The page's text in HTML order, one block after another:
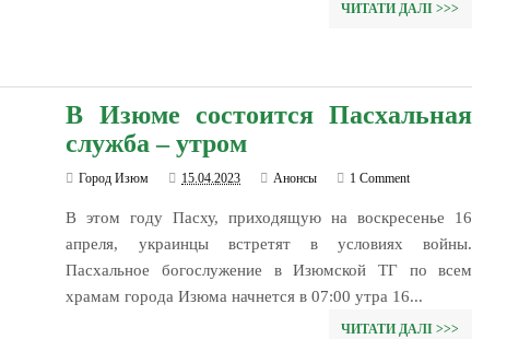
ЧИТАТИ ДАЛІ >>>
В Изюме состоится Пасхальная
служба – утром
Город Изюм 15.04.2023 Анонсы 1 Comment
В этом году Пасху, приходящую на воскресенье 16
апреля, украинцы встретят в условиях войны.
Пасхальное богослужение в Изюмской ТГ по всем
храмам города Изюма начнется в 07:00 утра 16...
ЧИТАТИ ДАЛІ >>>